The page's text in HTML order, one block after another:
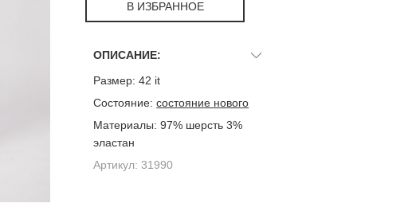
В ИЗБРАННОЕ
ОПИСАНИЕ:
Размер: 42 it
Состояние: состояние нового
Материалы: 97% шерсть 3%
эластан
Артикул: 31990